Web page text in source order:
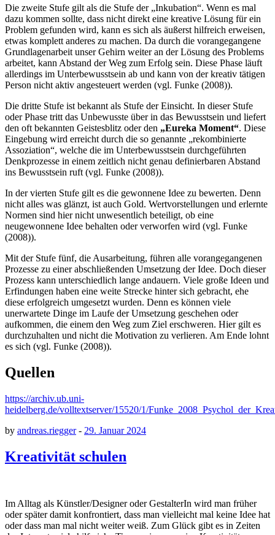
Die zweite Stufe gilt als die Stufe der „Inkubation“. Wenn es mal
dazu kommen sollte, dass nicht direkt eine kreative Lösung für ein
Problem gefunden wird, kann es sich als äußerst hilfreich erweisen,
etwas komplett anderes zu machen. Da durch die vorangegangene
Grundlagenarbeit unser Gehirn weiter an der Lösung des Problems
arbeitet, kann Abstand der Weg zum Erfolg sein. Diese Phase läuft
allerdings im Unterbewusstsein ab und kann von der kreativ tätigen
Person nicht aktiv angesteuert werden (vgl. Funke (2008)).
Die dritte Stufe ist bekannt als Stufe der Einsicht. In dieser Stufe
oder Phase tritt das Unbewusste über in das Bewusstsein und liefert
den oft bekannten Geistesblitz oder den „Eureka Moment“. Diese
Eingebung wird erreicht durch die so genannte „rekombinierte
Assoziation“, welche die im Unterbewusstsein durchgeführten
Denkprozesse in einem zeitlich nicht genau definierbaren Abstand
ins Bewusstsein ruft (vgl. Funke (2008)).
In der vierten Stufe gilt es die gewonnene Idee zu bewerten. Denn
nicht alles was glänzt, ist auch Gold. Wertvorstellungen und erlernte
Normen sind hier nicht unwesentlich beteiligt, ob eine
neugewonnene Idee behalten oder verworfen wird (vgl. Funke
(2008)).
Mit der Stufe fünf, die Ausarbeitung, führen alle vorangegangenen
Prozesse zu einer abschließenden Umsetzung der Idee. Doch dieser
Prozess kann unterschiedlich lange andauern. Viele große Ideen und
Erfindungen haben eine weite Strecke hinter sich gebracht, ehe
diese erfolgreich umgesetzt wurden. Denn es können viele
unerwartete Dinge im Laufe der Umsetzung geschehen oder
aufkommen, die einem den Weg zum Ziel erschweren. Hier gilt es
durchzuhalten und nicht die Motivation zu verlieren. Am Ende lohnt
es sich (vgl. Funke (2008)).
Quellen
https://archiv.ub.uni-
heidelberg.de/volltextserver/15520/1/
by andreas.riegger- 29. Januar 2024
Kreativität schulen
Im Alltag als Künstler/Designer oder GestalterIn wird man früher
oder später damit konfrontiert, dass man vielleicht mal keine Idee hat
oder dass man mal nicht weiter weiß. Zum Glück gibt es in Zeiten